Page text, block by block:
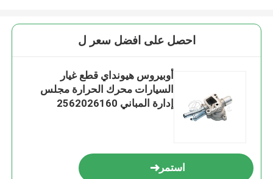
احصل على افضل سعر ل
أوبيروس هيونداي قطع غيار
السيارات محرك الحرارة مجلس
إدارة المباني 2562026160
استمر